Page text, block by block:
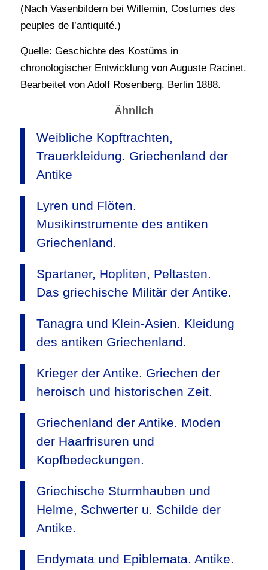
(Nach Vasenbildern bei Willemin, Costumes des
peuples de l’antiquité.)
Quelle: Geschichte des Kostüms in
chronologischer Entwicklung von Auguste Racinet.
Bearbeitet von Adolf Rosenberg. Berlin 1888.
Ähnlich
Weibliche Kopftrachten,
Trauerkleidung. Griechenland der
Antike
Lyren und Flöten.
Musikinstrumente des antiken
Griechenland.
Spartaner, Hopliten, Peltasten.
Das griechische Militär der Antike.
Tanagra und Klein-Asien. Kleidung
des antiken Griechenland.
Krieger der Antike. Griechen der
heroisch und historischen Zeit.
Griechenland der Antike. Moden
der Haarfrisuren und
Kopfbedeckungen.
Griechische Sturmhauben und
Helme, Schwerter u. Schilde der
Antike.
Endymata und Epiblemata. Antike.